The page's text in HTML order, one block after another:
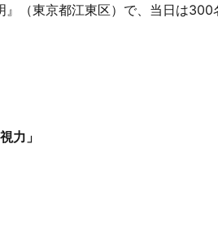
（東京都江東区）で、当日は300
力」